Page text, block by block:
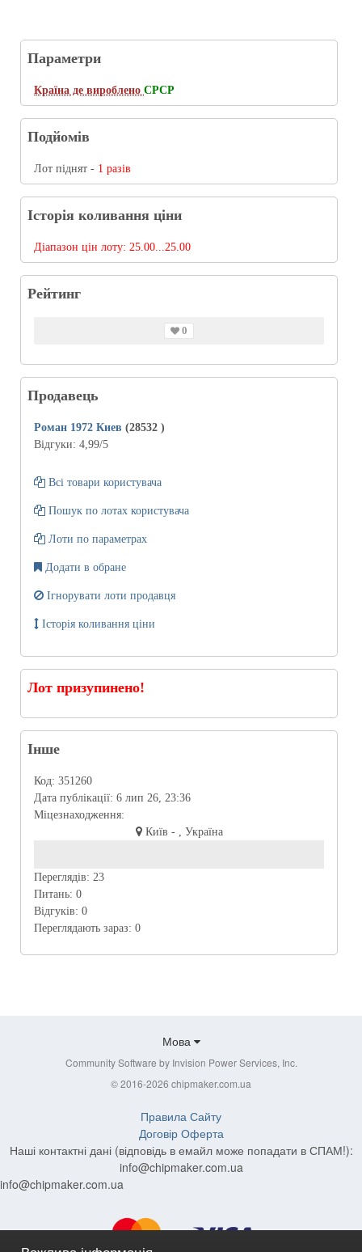
Параметри
Країна де вироблено СРСР
Подйомів
Лот піднят - 1 разів
Історія коливання ціни
Діапазон цін лоту: 25.00...25.00
Рейтинг
0
Продавець
Роман 1972 Киев (28532 )
Відгуки: 4,99/5
Всі товари користувача
Пошук по лотах користувача
Лоти по параметрах
Додати в обране
Ігнорувати лоти продавця
Історія коливання ціни
Лот призупинено!
Інше
Код: 351260
Дата публікації: 6 лип 26, 23:36
Міцезнаходження:
Київ - , Україна
Переглядів: 23
Питань: 0
Відгуків: 0
Переглядають зараз: 0
Мова
Community Software by Invision Power Services, Inc.
© 2016-2026 chipmaker.com.ua
Правила Сайту
Договір Оферта
Наші контактні дані (відповідь в емайл може попадати в СПАМ!):
info@chipmaker.com.ua
info@chipmaker.com.ua